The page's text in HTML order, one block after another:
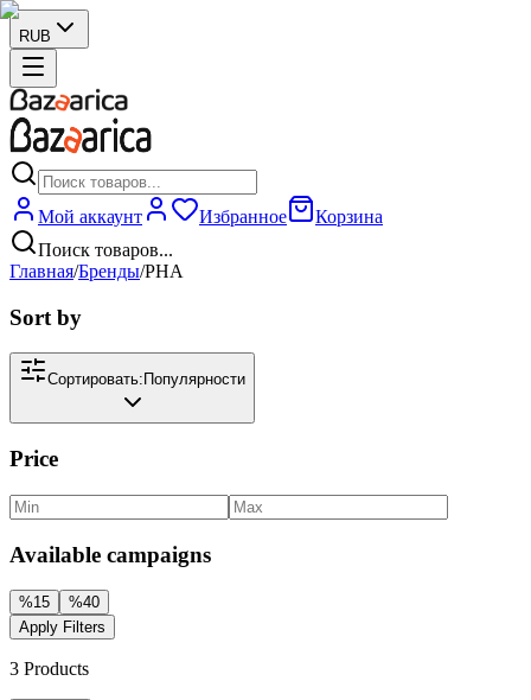
RUB
Мой аккаунт Избранное
Корзина
Поиск товаров...
Главная/Бренды/PHA
Sort by
Сортировать: Популярности
Price
Available campaigns
%15 %40
Apply Filters
3 Products